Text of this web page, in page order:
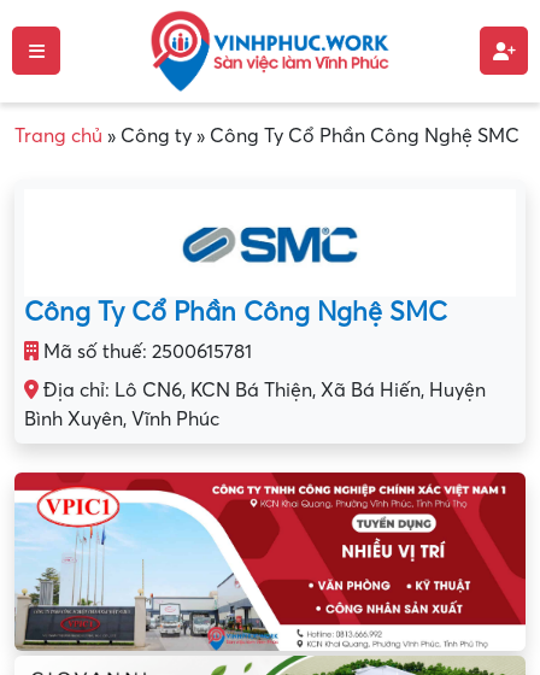
Trang chủ » Công ty » Công Ty Cổ Phần Công Nghệ SMC
Công Ty Cổ Phần Công Nghệ SMC
Mã số thuế: 2500615781
Địa chỉ: Lô CN6, KCN Bá Thiện, Xã Bá Hiến, Huyện
Bình Xuyên, Vĩnh Phúc